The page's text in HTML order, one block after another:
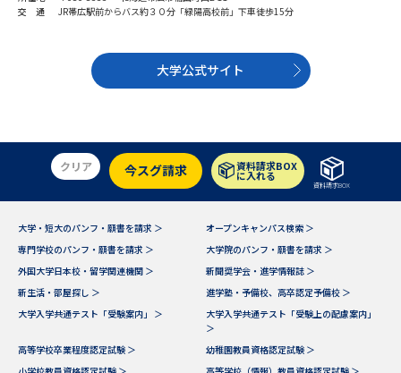
受験スケジュールを立てよう
先輩が入学を決めた理由 テレメール全国一斉進学調査
新生活お役立ちガイド
学問発見 学問検索
交 通
JR帯広駅前からバス約３０分「緑陽高校前」下車徒歩15分
大学公式サイト
クリア 今スグ請求 資料請求BOX
に入れる
資料請求BOX
大学・短大のパンフ・願書を請求 ＞
オープンキャンパス検索 ＞
専門学校のパンフ・願書を請求 ＞
大学院のパンフ・願書を請求 ＞
外国大学日本校・留学関連機関 ＞
新聞奨学会・進学情報誌 ＞
新生活・部屋探し ＞
進学塾・予備校、高卒認定予備校 ＞
大学入学共通テスト「受験案内」 ＞
大学入学共通テスト「受験上の配慮案内」
＞
高等学校卒業程度認定試験 ＞
幼稚園教員資格認定試験 ＞